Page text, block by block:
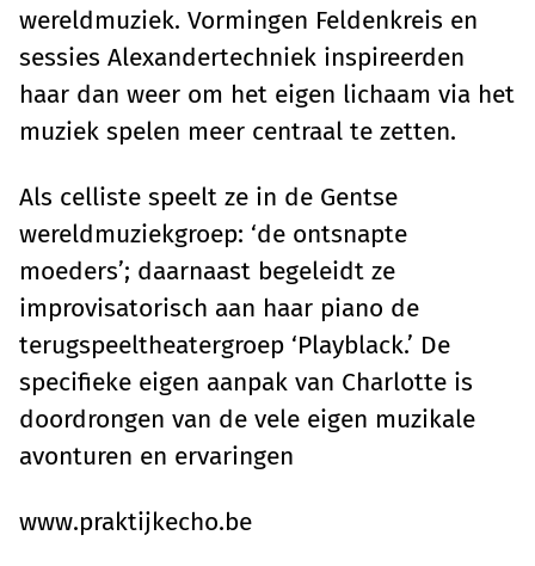
wereldmuziek. Vormingen Feldenkreis en
sessies Alexandertechniek inspireerden
haar dan weer om het eigen lichaam via het
muziek spelen meer centraal te zetten.
Als celliste speelt ze in de Gentse
wereldmuziekgroep: ‘de ontsnapte
moeders’; daarnaast begeleidt ze
improvisatorisch aan haar piano de
terugspeeltheatergroep ‘Playblack.’ De
specifieke eigen aanpak van Charlotte is
doordrongen van de vele eigen muzikale
avonturen en ervaringen
www.praktijkecho.be